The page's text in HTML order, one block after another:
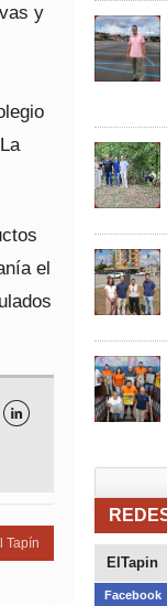
y
el

Tapín
ElTapin
Facebook